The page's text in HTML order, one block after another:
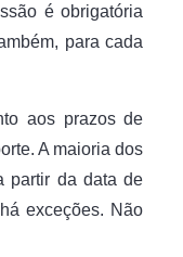
é obrigatória
para cada
aos prazos de
A maioria dos
partir da data de
exceções. Não